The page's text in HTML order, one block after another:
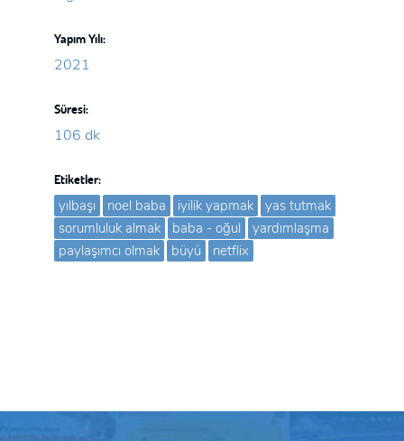
Yapım Yılı:
2021
Süresi:
106 dk
Etiketler:
yılbaşı noel baba iyilik yapmak
yas tutmak
sorumluluk almak
baba - oğul
yardımlaşma
paylaşımcı olmak
büyü netflix